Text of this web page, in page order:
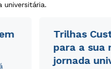
universitária.
Trilhas
para a sua
jornada